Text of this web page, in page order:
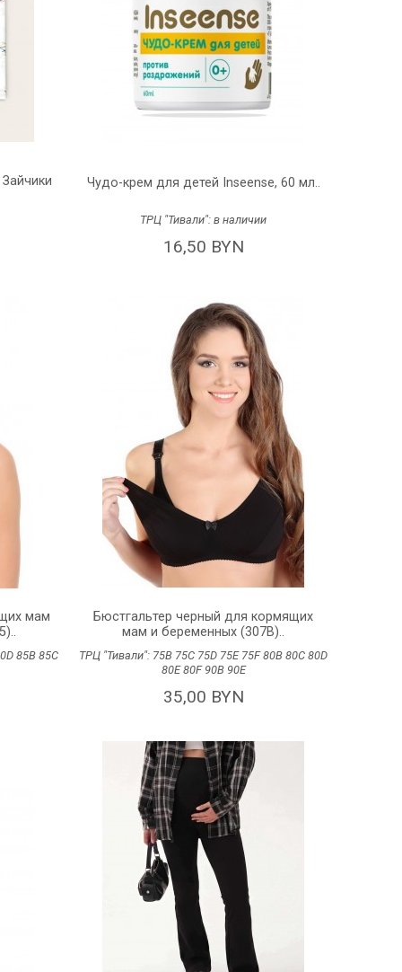
Чудо-крем для детей Inseense, 60 мл..
ТРЦ "Тивали": в наличии
16,50 BYN
мам
85B 85C
Бюстгальтер черный для кормящих
мам и беременных (307В)..
ТРЦ "Тивали": 75B 75C 75D 75E 75F80B 80C 80D
80E80F 90В 90Е
35,00 BYN